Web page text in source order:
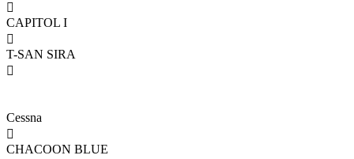

CAPITOL I

T-SAN SIRA

Cessna

CHACOON BLUE